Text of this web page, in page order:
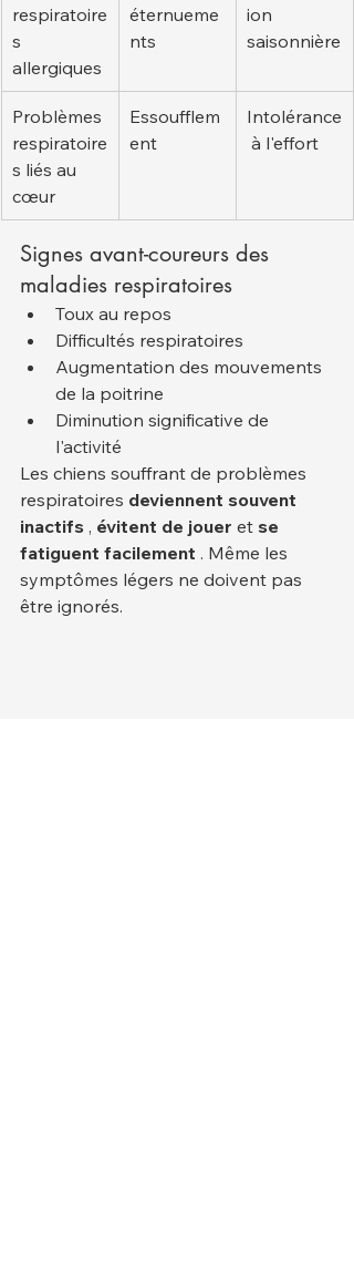
respiratoire
s
allergiques
éternueme
nts
ion
saisonnière
Problèmes
respiratoire
s liés au
cœur
Essoufflem
ent
Intolérance
à l'effort
Signes avant-coureurs des
maladies respiratoires
Toux au repos
Difficultés respiratoires
Augmentation des mouvements
de la poitrine
Diminution significative de
l'activité
Les chiens souffrant de problèmes
respiratoires deviennent souvent
inactifs , évitent de jouer et se
fatiguent facilement . Même les
symptômes légers ne doivent pas
être ignorés.